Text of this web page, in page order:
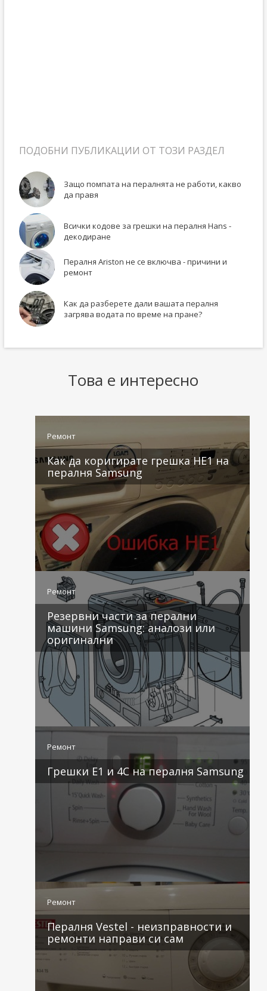
ПОДОБНИ ПУБЛИКАЦИИ ОТ ТОЗИ РАЗДЕЛ
Защо помпата на пералнята не работи, какво
да правя
Всички кодове за грешки на пералня Hans -
декодиране
Пералня Ariston не се включва - причини и
ремонт
Как да разберете дали вашата пералня
загрява водата по време на пране?
Това е интересно
Ремонт
Как да коригирате грешка HE1 на
пералня Samsung
4 коментара
Ремонт
Резервни части за перални
машини Samsung: аналози или
оригинални
Ремонт
Грешки E1 и 4C на пералня Samsung
Ремонт
Пералня Vestel - неизправности и
ремонти направи си сам